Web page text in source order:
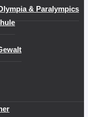
& Paralympics